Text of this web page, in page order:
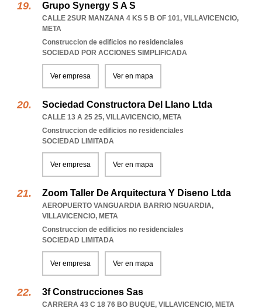
Grupo Synergy S A S
CALLE 2SUR MANZANA 4 KS 5 B OF 101, VILLAVICENCIO,
META
Construccion de edificios no residenciales
SOCIEDAD POR ACCIONES SIMPLIFICADA
Ver empresa Ver en mapa
Sociedad Constructora Del Llano Ltda
CALLE 13 A 25 25, VILLAVICENCIO, META
Construccion de edificios no residenciales
SOCIEDAD LIMITADA
Ver empresa Ver en mapa
Zoom Taller De Arquitectura Y Diseno Ltda
AEROPUERTO VANGUARDIA BARRIO NGUARDIA,
VILLAVICENCIO, META
Construccion de edificios no residenciales
SOCIEDAD LIMITADA
Ver empresa Ver en mapa
3f Construcciones Sas
CARRERA 43 C 18 76 BO BUQUE, VILLAVICENCIO, META